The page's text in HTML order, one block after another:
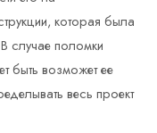
которая была
случае поломки
быть возможет ее
весь проект